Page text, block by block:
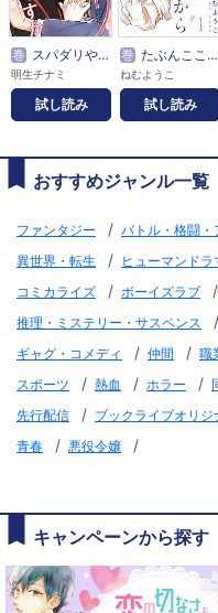
巻 スパダリやめていいですか【単話】
明生チナミ
試し読み
巻 たぶんここから始まる恋【単話】
ねむようこ
試し読み
おすすめジャンル一覧
ファンタジー / バトル・格闘・
異世界・転生 / ヒューマンドラ
コミカライズ / ボーイズラブ /
推理・ミステリー・サスペンス /
ギャグ・コメディ / 仲間 / 職
スポーツ / 熱血 / ホラー /
先行配信 / ブックライブオリジ
青春 / 悪役令嬢
/
キャンペーンから探す